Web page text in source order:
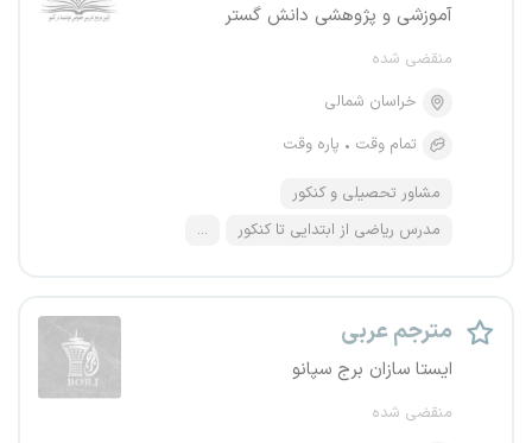
آموزشی و پژوهشی دانش گستر
منقضی شده
خراسان شمالی
تمام وقت
پاره وقت
مشاور تحصیلی و کنکور
مدرس ریاضی از ابتدایی تا کنکور
...
مترجم عربی
ایستا سازان برج سپانو
منقضی شده